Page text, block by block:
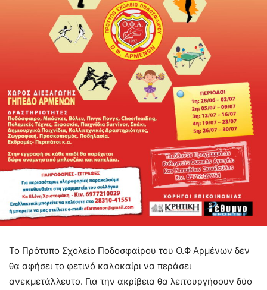
Το Πρότυπο Σχολείο Ποδοσφαίρου του Ο.Φ Αρμένων δεν
θα αφήσει το φετινό καλοκαίρι να περάσει
ανεκμετάλλευτο. Για την ακρίβεια θα λειτουργήσουν δύο